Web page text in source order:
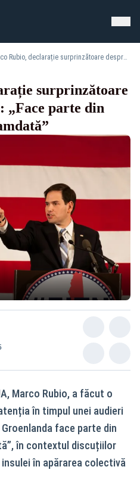
Marco Rubio, declarație surprinzătoare despre Groenlanda: „Face parte din Danemarca... deocamdată”
surprinzătoare
„Face parte din
Marco Rubio, a făcut o
în timpul unei audieri
face parte din
în contextul discuțiilor
în apărarea colectivă